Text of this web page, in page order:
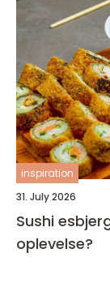
inspiration
31. July 2026
Sushi
oplevelse?